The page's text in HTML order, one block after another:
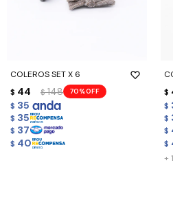
COLEROS SET X 6
$ 44 $ 148 70
$ 35
$ 35
$ 37
$ 40
$
$
$
$
$
+